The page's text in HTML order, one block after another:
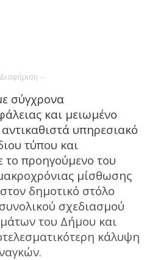
--
σύγχρονα
και μειωμένο
υπηρεσιακό
τύπου και
το προηγούμενο του
μίσθωσης
δημοτικό στόλο
σχεδιασμού
του Δήμου και
κάλυψη